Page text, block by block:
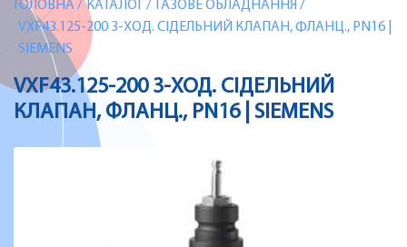
ГОЛОВНА/ КАТАЛОГ / ГАЗОВЕ ОБЛАДНАННЯ /
VXF43.125-200 3-ХОД. СІДЕЛЬНИЙ КЛАПАН, ФЛАНЦ., PN16 |
SIEMENS
VXF43.125-200 3-ХОД. СІДЕЛЬНИЙ
КЛАПАН, ФЛАНЦ., PN16 | SIEMENS